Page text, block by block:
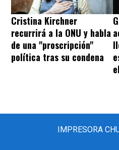
Cristina Kirchner
recurrirá a la ONU y habla
de una "proscripción"
política tras su condena
IMPRESORA